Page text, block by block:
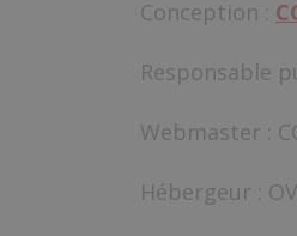
Conception :
Responsable
Webmaster :
Hébergeur :